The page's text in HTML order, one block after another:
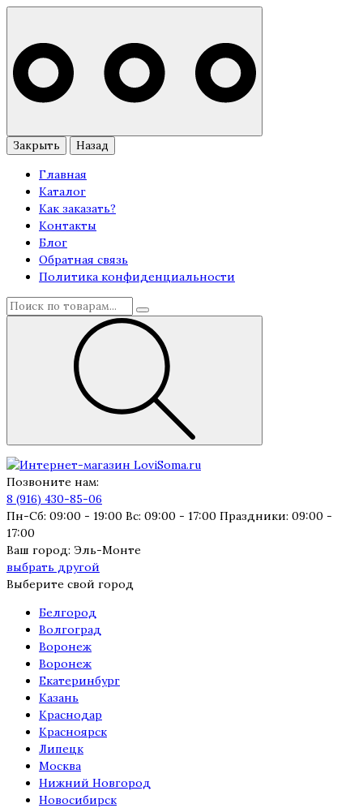
Закрыть Назад
Главная
Каталог
Как заказать?
Контакты
Блог
Обратная связь
Политика конфиденциальности
Позвоните нам:
8 (916) 430-85-06
Пн-Сб: 09:00 - 19:00 Вс: 09:00 - 17:00 Праздники: 09:00 -
17:00
Ваш город: Эль-Монте
выбрать другой
Выберите свой город
Белгород
Волгоград
Воронеж
Воронеж
Екатеринбург
Казань
Краснодар
Красноярск
Липецк
Москва
Нижний Новгород
Новосибирск